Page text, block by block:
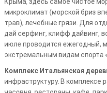
Крыма, здесь самое чистое
микроклимат (морской бриз
трав), лечебные грязи. Для
дай серфинг, клифф дайвинг,
июле проводится ежегодный,
экстремальным видам спорта
Комплекс Итальянская
инфраструктуру. В комплексе